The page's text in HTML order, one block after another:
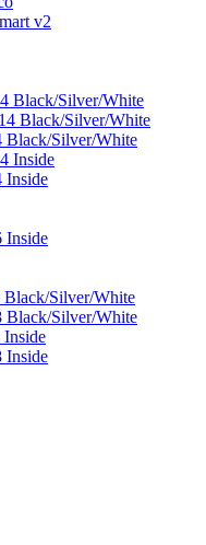
v2
Black/Silver/White
Black/Silver/White
Silver/White
Inside
Silver/White
Silver/White